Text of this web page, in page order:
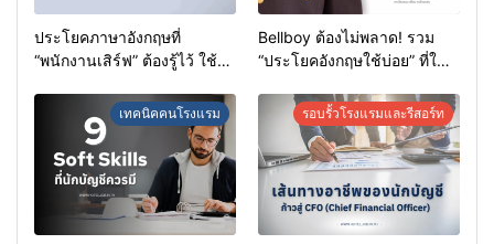
ประโยคภาษาอังกฤษที่
“พนักงานเสิร์ฟ” ต้องรู้ไว้ ใช้
Bellboy ต้องไม่พลาด! รวม
“ประโยคอังกฤษใช้บ่อย” ที่ใช้
เทคนิคคนโรงแรม รอบรั้วโรงแรมและรีสอร์ท